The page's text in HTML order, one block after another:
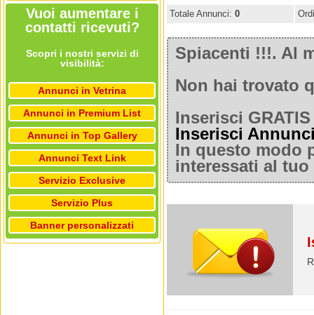
Vuoi aumentare i
contatti ricevuti?
Scopri i nostri servizi di
visibilità:
Annunci in Vetrina
Annunci in Premium List
Annunci in Top Gallery
Annunci Text Link
Servizio Exclusive
Servizio Plus
Banner personalizzati
Totale Annunci: 0
Spiacenti !!!. Al
Non hai trovato
Inserisci
Inserisci
In questo modo
interessati al